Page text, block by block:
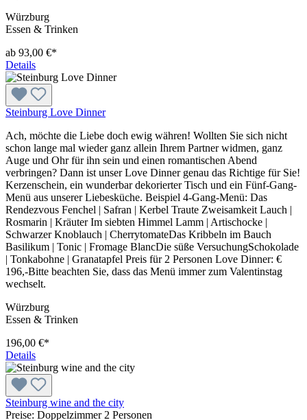
Würzburg
Essen & Trinken
ab 93,00 €*
Details
Steinburg Love Dinner
Ach, möchte die Liebe doch ewig währen! Wollten Sie sich nicht
schon lange mal wieder ganz allein Ihrem Partner widmen, ganz
Auge und Ohr für ihn sein und einen romantischen Abend
verbringen? Dann ist unser Love Dinner genau das Richtige für Sie!
Kerzenschein, ein wunderbar dekorierter Tisch und ein Fünf-Gang-
Menü aus unserer Liebesküche. Beispiel 4-Gang-Menü: Das
Rendezvous Fenchel | Safran | Kerbel Traute Zweisamkeit Lauch |
Rosmarin | Kräuter Im siebten Himmel Lamm | Artischocke |
Schwarzer Knoblauch | CherrytomateDas Kribbeln im Bauch
Basilikum | Tonic | Fromage BlancDie süße VersuchungSchokolade
| Tonkabohne | Granatapfel Preis für 2 Personen Love Dinner: €
196,-Bitte beachten Sie, dass das Menü immer zum Valentinstag
wechselt.
Würzburg
Essen & Trinken
196,00 €*
Details
Steinburg wine and the city
Preise: Doppelzimmer 2 Personen